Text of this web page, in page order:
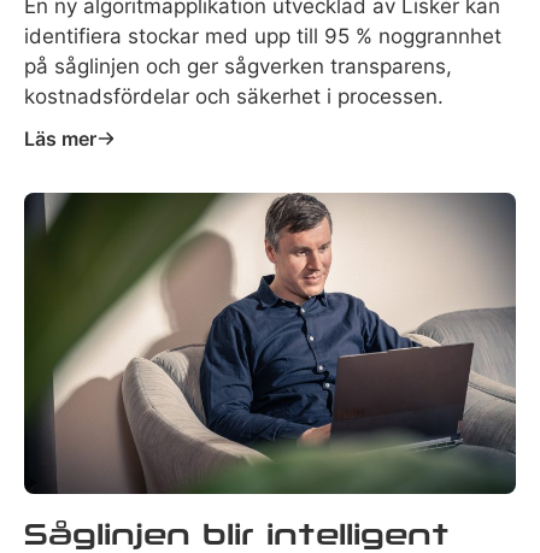
En ny algoritmapplikation utvecklad av Lisker kan
identifiera stockar med upp till 95 % noggrannhet
på såglinjen och ger sågverken transparens,
kostnadsfördelar och säkerhet i processen.
Läs mer
Såglinjen blir intelligent